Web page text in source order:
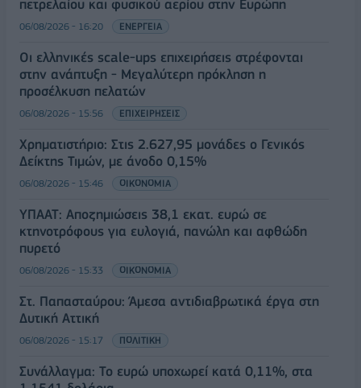
πετρελαίου και φυσικού αερίου στην Ευρώπη
06/08/2026 - 16:20 ΕΝΕΡΓΕΙΑ
Οι ελληνικές scale-ups επιχειρήσεις στρέφονται
στην ανάπτυξη - Μεγαλύτερη πρόκληση η
προσέλκυση πελατών
06/08/2026 - 15:56 ΕΠΙΧΕΙΡΗΣΕΙΣ
Χρηματιστήριο: Στις 2.627,95 μονάδες ο Γενικός
Δείκτης Τιμών, με άνοδο 0,15%
06/08/2026 - 15:46 ΟΙΚΟΝΟΜΙΑ
ΥΠΑΑΤ: Αποζημιώσεις 38,1 εκατ. ευρώ σε
κτηνοτρόφους για ευλογιά, πανώλη και αφθώδη
πυρετό
06/08/2026 - 15:33 ΟΙΚΟΝΟΜΙΑ
Στ. Παπασταύρου: Άμεσα αντιδιαβρωτικά έργα στη
Δυτική Αττική
06/08/2026 - 15:17 ΠΟΛΙΤΙΚΗ
Συνάλλαγμα: Το ευρώ υποχωρεί κατά 0,11%, στα